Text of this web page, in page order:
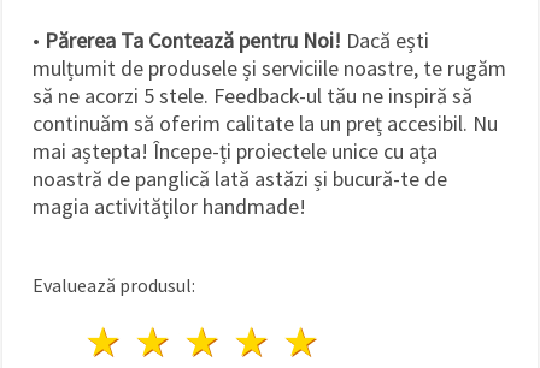
• Părerea Ta Contează pentru Noi! Dacă ești
mulțumit de produsele și serviciile noastre, te rugăm
să ne acorzi 5 stele. Feedback-ul tău ne inspiră să
continuăm să oferim calitate la un preț accesibil. Nu
mai aștepta! Începe-ți proiectele unice cu ața
noastră de panglică lată astăzi și bucură-te de
magia activităților handmade!
Evaluează produsul:
4 stele
3 stele
2 stele
1 stea